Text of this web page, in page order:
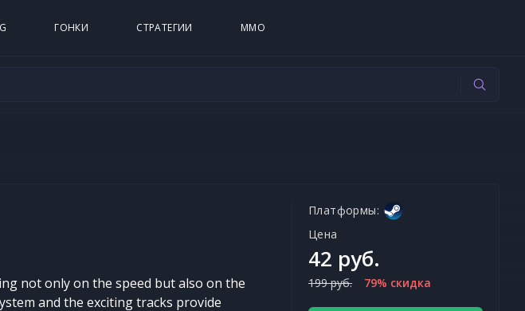
ГОНКИ СТРАТЕГИИ MMO
not only on the speed but also on the
and the exciting tracks provide
Платформы:
Цена
42 руб.
199 руб. 79% скидка